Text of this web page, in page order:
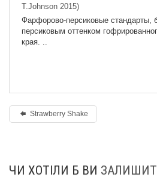
T.Johnson 2015)
Фарфорово-персиковые стандарты,
персиковым оттенком
края. ..
Strawberry Shake
ЧИ ХОТІЛИ Б ВИ